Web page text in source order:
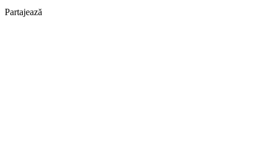
Partajează